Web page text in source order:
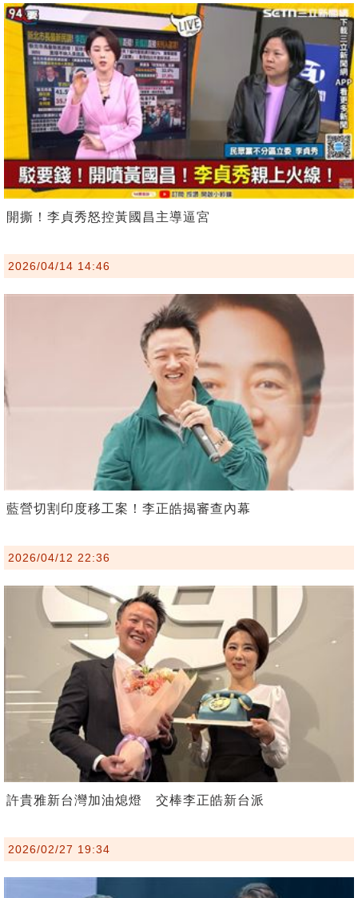
開撕！李貞秀怒控黃國昌主導逼宮
2026/04/14 14:46
藍營切割印度移工案！李正皓揭審查內幕
2026/04/12 22:36
許貴雅新台灣加油熄燈 交棒李正皓新台派
2026/02/27 19:34